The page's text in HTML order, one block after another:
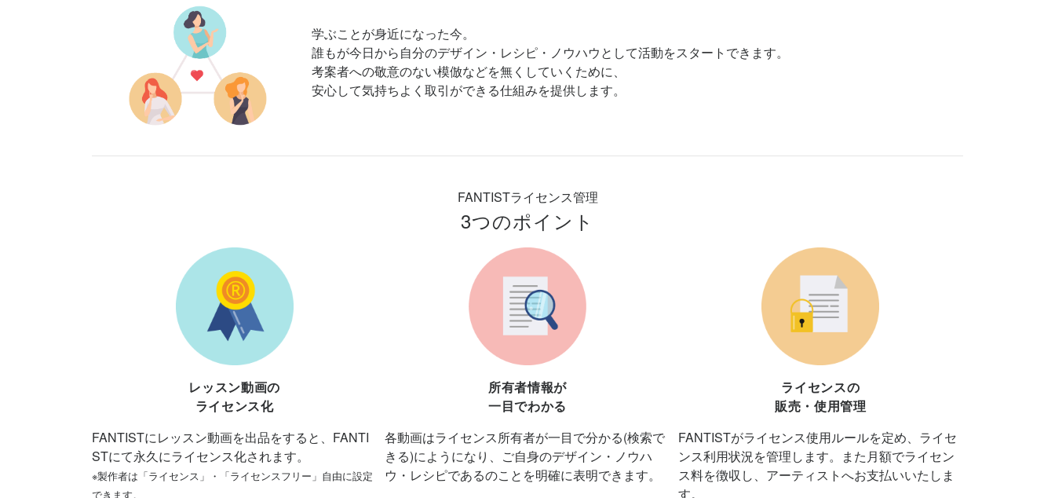
学ぶことが身近になった今。
誰もが今日から自分のデザイン・レシピ・ノウハウとして活動をスタートできます。
考案者への敬意のない模倣などを無くしていくために、
安心して気持ちよく取引ができる仕組みを提供します。
FANTISTライセンス管理
3つのポイント
レッスン動画の
ライセンス化
FANTISTにレッスン動画を出品をすると、FANTI
STにて永久にライセンス化されます。
※製作者は「ライセンス」・「ライセンスフリー」自由に設定
できます。
所有者情報が
一目でわかる
各動画はライセンス所有者が一目で分かる(検索で
きる)にようになり、ご自身のデザイン・ノウハ
ウ・レシピであるのことを明確に表明できます。
ライセンスの
販売・使用管理
FANTISTがライセンス使用ルールを定め、ライセ
ンス利用状況を管理します。また月額でライセン
ス料を徴収し、アーティストへお支払いいたしま
す。